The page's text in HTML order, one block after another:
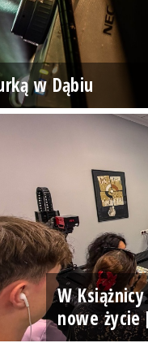
w Dąbiu
W
nowe życie